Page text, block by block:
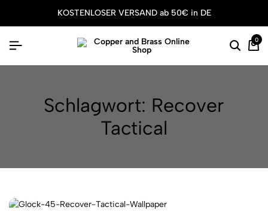
KOSTENLOSER VERSAND ab 50€ in DE
0
Schlagwort: Recover
Tactical